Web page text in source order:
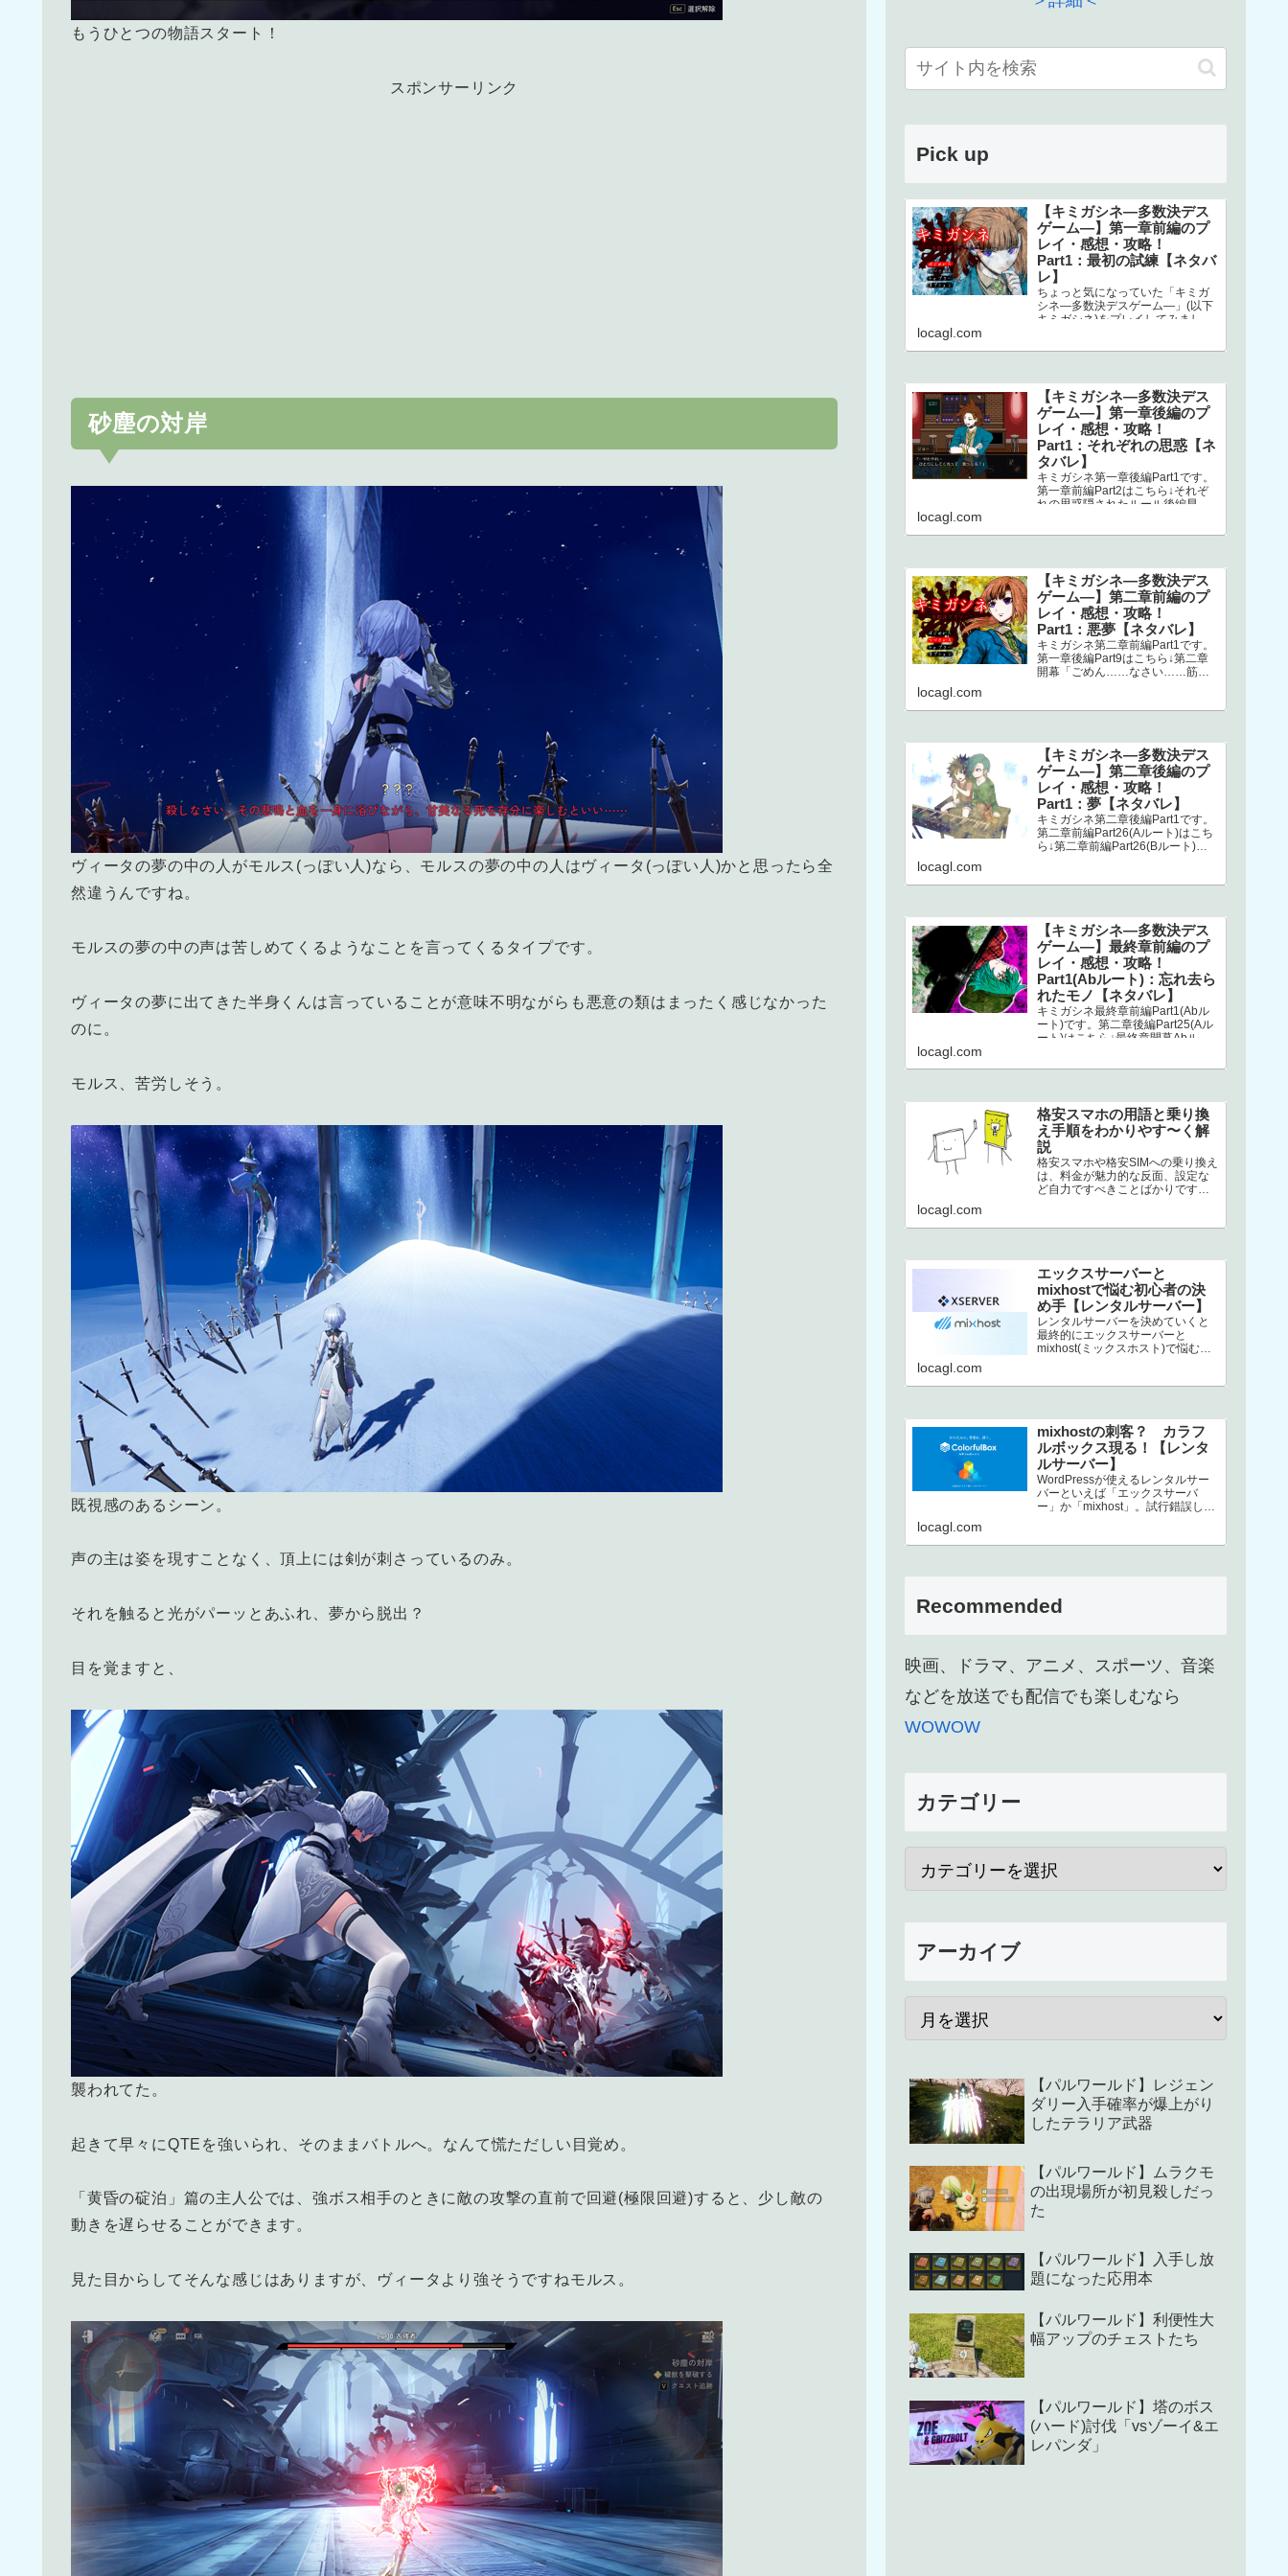
もうひとつの物語スタート！
スポンサーリンク
砂塵の対岸
ヴィータの夢の中の人がモルス(っぽい人)なら、モルスの夢の中の人はヴィータ(っぽい人)かと思ったら全
然違うんですね。
モルスの夢の中の声は苦しめてくるようなことを言ってくるタイプです。
ヴィータの夢に出てきた半身くんは言っていることが意味不明ながらも悪意の類はまったく感じなかった
のに。
モルス、苦労しそう。
既視感のあるシーン。
声の主は姿を現すことなく、頂上には剣が刺さっているのみ。
それを触ると光がパーッとあふれ、夢から脱出？
目を覚ますと、
襲われてた。
起きて早々にQTEを強いられ、そのままバトルへ。なんて慌ただしい目覚め。
「黄昏の碇泊」篇の主人公では、強ボス相手のときに敵の攻撃の直前で回避(極限回避)すると、少し敵の
動きを遅らせることができます。
見た目からしてそんな感じはありますが、ヴィータより強そうですねモルス。
Pick up
【キミガシネ―多数決デス
ゲーム―】第一章前編のプ
レイ・感想・攻略！
Part1：最初の試練【ネタバ
レ】
ちょっと気になっていた「キミガ
シネ―多数決デスゲーム―」(以下
キミガシネ)をプレイしてみまし
locagl.com
【キミガシネ―多数決デス
ゲーム―】第一章後編のプ
レイ・感想・攻略！
Part1：それぞれの思惑【ネ
タバレ】
キミガシネ第一章後編Part1です。
第一章前編Part2はこちら↓それぞ
れの思惑隠されたルール後編早々
locagl.com
【キミガシネ―多数決デス
ゲーム―】第二章前編のプ
レイ・感想・攻略！
Part1：悪夢【ネタバレ】
キミガシネ第二章前編Part1です。
第一章後編Part9はこちら↓第二章
開幕「ごめん……なさい……筋肉
ら…
locagl.com
【キミガシネ―多数決デス
ゲーム―】第二章後編のプ
レイ・感想・攻略！
Part1：夢【ネタバレ】
キミガシネ第二章後編Part1です。
第二章前編Part26(Aルート)はこち
ら↓第二章前編Part26(Bルート)は
locagl.com
【キミガシネ―多数決デス
ゲーム―】最終章前編のプ
レイ・感想・攻略！
Part1(Abルート)：忘れ去ら
れたモノ【ネタバレ】
キミガシネ最終章前編Part1(Abル
ート)です。第二章後編Part25(Aル
ート)はこちら↓最終章開幕Abルー
locagl.com
格安スマホの用語と乗り換
え手順をわかりやす〜く解
説
格安スマホや格安SIMへの乗り換え
は、料金が魅力的な反面、設定な
ど自力ですべきことばかりです。
まって…
locagl.com
エックスサーバーと
mixhostで悩む初心者の決
め手【レンタルサーバー】
レンタルサーバーを決めていくと
最終的にエックスサーバーと
mixhost(ミックスホスト)で悩むと
フ…
locagl.com
mixhostの刺客？ カラフ
ルボックス現る！【レンタ
ルサーバー】
WordPressが使えるレンタルサー
バーといえば「エックスサーバ
ー」か「mixhost」。試行錯誤した
locagl.com
Recommended
映画、ドラマ、アニメ、スポーツ、音楽
などを放送でも配信でも楽しむなら
WOWOW
カテゴリー
アーカイブ
【パルワールド】レジェン
ダリー入手確率が爆上がり
したテラリア武器
【パルワールド】ムラクモ
の出現場所が初見殺しだっ
た
【パルワールド】入手し放
題になった応用本
【パルワールド】利便性大
幅アップのチェストたち
【パルワールド】塔のボス
(ハード)討伐「vsゾーイ&エ
レパンダ」